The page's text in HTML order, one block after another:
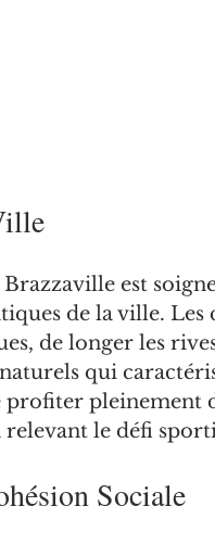
est
de la ville.
de longer les
qui
pleinement
le défi
Sociale